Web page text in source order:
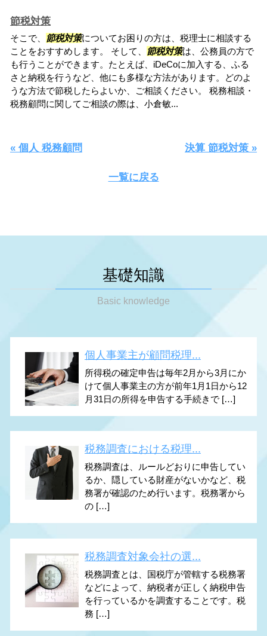
節税対策
そこで、 節税対策についてお困りの方は、税理士に相談する
ことをおすすめします。 そして、
節税対策は、公務員の方で
も行うことができます。たとえば、iDeCoに加入する、ふる
さと納税を行うなど、他にも多様な方法があります。どのよ
うな方法で節税したらよいか、ご相談ください。 税務相談・
税務顧問に関してご相談の際は、小倉敏...
« 個人 税務顧問 決算 節税対策 »
一覧に戻る
基礎知識
Basic knowledge
個人事業主が顧問税理...
所得税の確定申告は毎年2月から3月にか
けて個人事業主の方が前年1月1日から12
月31日の所得を申告する手続きで […]
税務調査における税理...
税務調査は、ルールどおりに申告してい
るか、隠している財産がないかなど、税
務署が確認のため行います。税務署から
の […]
税務調査対象会社の選...
税務調査とは、国税庁が管轄する税務署
などによって、納税者が正しく納税申告
を行っているかを調査することです。税
務 […]